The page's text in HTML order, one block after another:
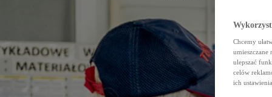
Chcemy
ulepszać
celów
ich